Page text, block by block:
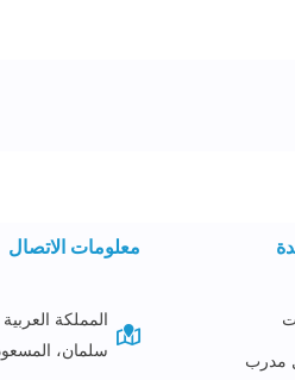
مدرب
معلومات الاتصال
المملكة
سلمان، المسعودي،